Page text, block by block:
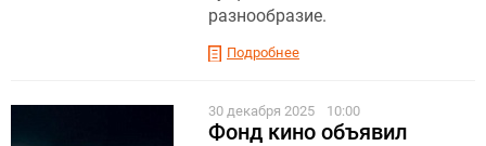
разнообразие.
Подробнее
30 декабря 2025 10:00
Фонд кино объявил